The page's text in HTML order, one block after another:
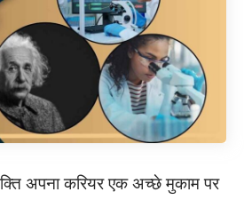
अपना करियर एक अच्छे मुकाम पर